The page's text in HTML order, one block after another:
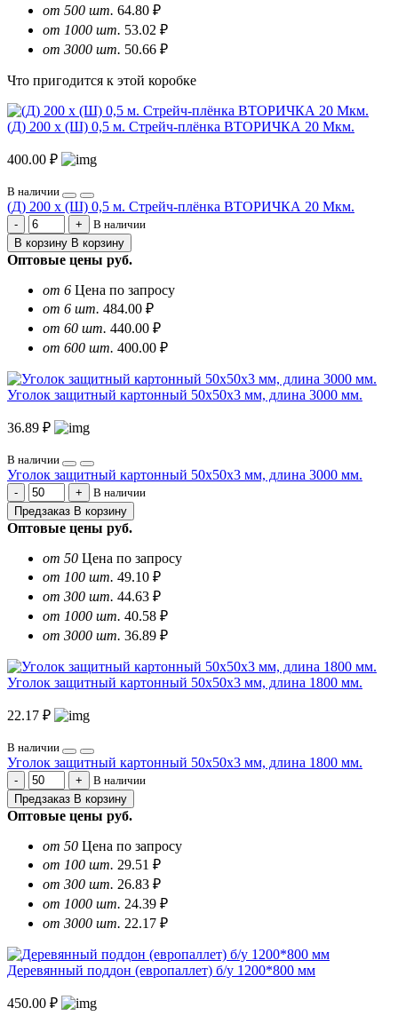
от 500 шт. 64.80 ₽
от 1000 шт. 53.02 ₽
от 3000 шт. 50.66 ₽
Что пригодится к этой коробке
(Д) 200 х (Ш) 0,5 м. Стрейч-плёнка ВТОРИЧКА 20 Мкм.
400.00 ₽
В наличии
(Д) 200 х (Ш) 0,5 м. Стрейч-плёнка ВТОРИЧКА 20 Мкм.
В наличии
В корзину В корзину
Оптовые цены руб.
от 6 Цена по запросу
от 6 шт. 484.00 ₽
от 60 шт. 440.00 ₽
от 600 шт. 400.00 ₽
Уголок защитный картонный 50х50х3 мм, длина 3000 мм.
36.89 ₽
В наличии
Уголок защитный картонный 50х50х3 мм, длина 3000 мм.
В наличии
Предзаказ В корзину
Оптовые цены руб.
от 50 Цена по запросу
от 100 шт. 49.10 ₽
от 300 шт. 44.63 ₽
от 1000 шт. 40.58 ₽
от 3000 шт. 36.89 ₽
Уголок защитный картонный 50х50х3 мм, длина 1800 мм.
22.17 ₽
В наличии
Уголок защитный картонный 50х50х3 мм, длина 1800 мм.
В наличии
Предзаказ В корзину
Оптовые цены руб.
от 50 Цена по запросу
от 100 шт. 29.51 ₽
от 300 шт. 26.83 ₽
от 1000 шт. 24.39 ₽
от 3000 шт. 22.17 ₽
Деревянный поддон (европаллет) б/у 1200*800 мм
450.00 ₽